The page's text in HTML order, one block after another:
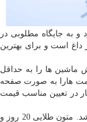
به جایگاه مطلوبی در
داغ است و برای بهترین
ماشین ها را به حداقل
هارا به صورت صفحه
در تعیین مناسب قیمت
از دیگر ویژگی های موسسه ترجمه تخصصی ایرانیان، تضمین ترجمه تخصصی در بازه ی زمانی مشخص و مطلوب می­باشد. متون طلایی 20 روز و